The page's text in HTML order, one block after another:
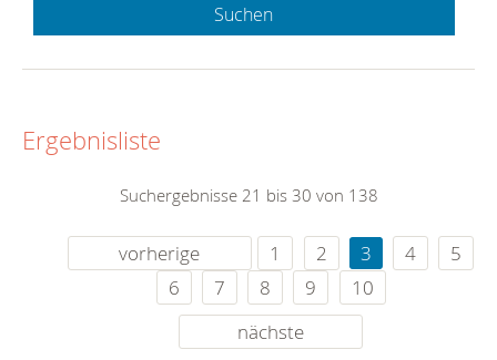
Suchen
Ergebnisliste
Suchergebnisse 21 bis 30 von 138
vorherige 1 2 3 4
5
6
7 8 9
10
nächste